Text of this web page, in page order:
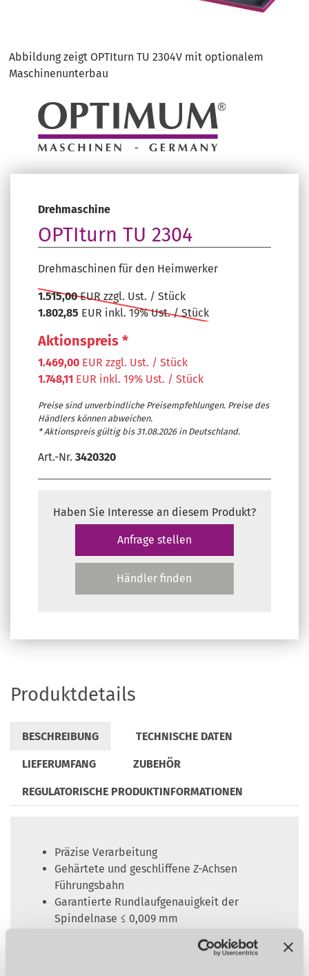
Abbildung zeigt OPTIturn TU 2304V mit optionalem
Maschinenunterbau
Drehmaschine
OPTIturn TU 2304
Drehmaschinen für den Heimwerker
1.515,00EUR zzgl. Ust. / Stück
1.802,85 EUR inkl. 19% Ust. / Stück
Aktionspreis *
1.469,00 EUR zzgl. Ust. / Stück
1.748,11 EUR inkl. 19% Ust. / Stück
Preise sind unverbindliche Preisempfehlungen. Preise des
Händlers können abweichen.
* Aktionspreis gültig bis 31.08.2026 in Deutschland.
Art.-Nr. 3420320
Haben Sie Interesse an diesem Produkt?
Anfrage stellen
Händler finden
Produktdetails
BESCHREIBUNG TECHNISCHE DATEN
LIEFERUMFANG ZUBEHÖR
REGULATORISCHE PRODUKTINFORMATIONEN
Präzise Verarbeitung
Gehärtete und geschliffene Z-Achsen
Führungsbahn
Garantierte Rundlaufgenauigkeit der
Spindelnase ≤ 0,009 mm